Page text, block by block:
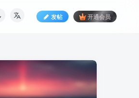
发帖 开通会员